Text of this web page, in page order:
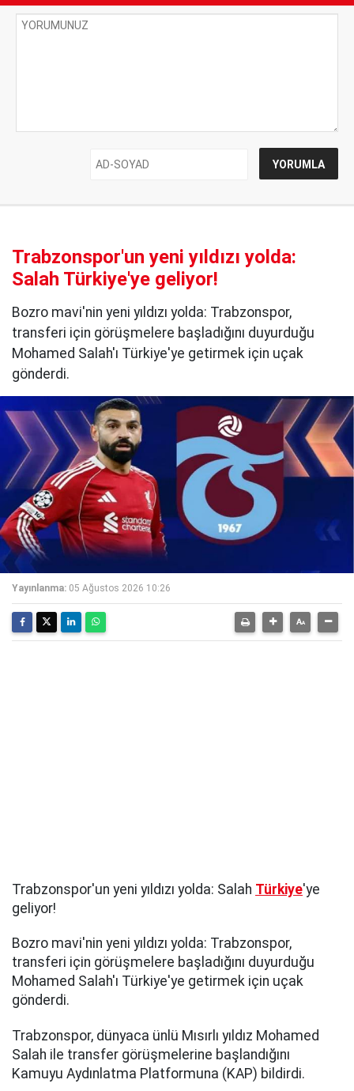
Trabzonspor'un yeni yıldızı yolda:
Salah Türkiye'ye geliyor!
Bozro mavi'nin yeni yıldızı yolda: Trabzonspor,
transferi için görüşmelere başladığını duyurduğu
Mohamed Salah'ı Türkiye'ye getirmek için uçak
gönderdi.
Yayınlanma: 05 Ağustos 2026 10:26
Trabzonspor'un yeni yıldızı yolda: Salah Türkiye'ye
geliyor!
Bozro mavi'nin yeni yıldızı yolda: Trabzonspor,
transferi için görüşmelere başladığını duyurduğu
Mohamed Salah'ı Türkiye'ye getirmek için uçak
gönderdi.
Trabzonspor, dünyaca ünlü Mısırlı yıldız Mohamed
Salah ile transfer görüşmelerine başlandığını
Kamuyu Aydınlatma Platformuna (KAP) bildirdi.